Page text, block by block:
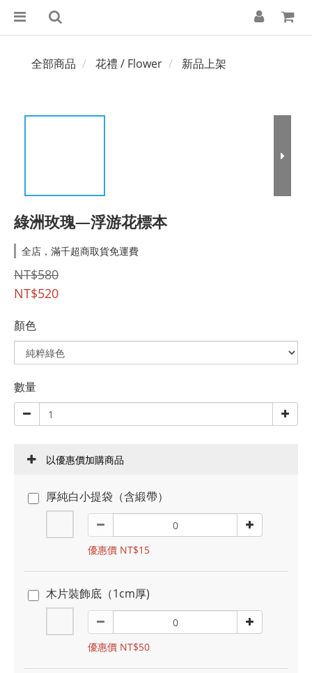
全部商品 花禮 / Flower 新品上架
綠洲玫瑰—浮游花標本
全店，滿千超商取貨免運費
NT$580
NT$520
顏色
數量
以優惠價加購商品
厚純白小提袋（含緞帶）
優惠價 NT$15
木片裝飾底（1cm厚)
優惠價 NT$50